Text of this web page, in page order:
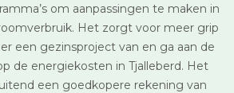
om aanpassingen te maken in
Het zorgt voor meer grip
een gezinsproject van en ga aan de
de energiekosten in Tjalleberd. Het
een goedkopere rekening van